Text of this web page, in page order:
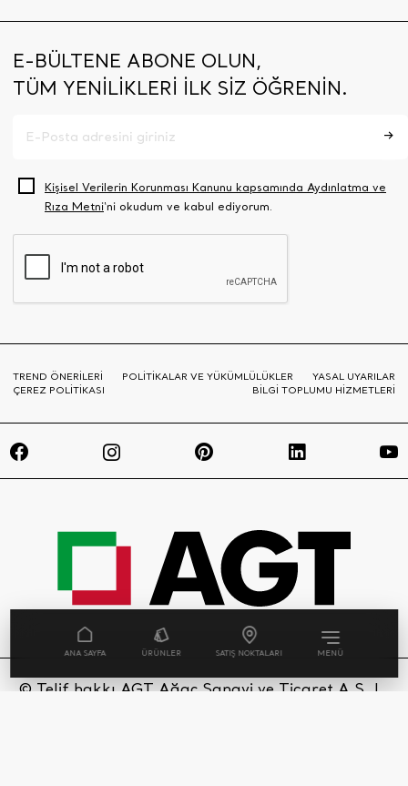
ANA SAYFA ÜRÜNLER SATIŞ NOKTALARI MENÜ
E-BÜLTENE ABONE OLUN,
TÜM YENİLİKLERİ İLK SİZ ÖĞRENİN.
Kişisel Verilerin Korunması Kanunu kapsamında Aydınlatma ve
Rıza Metni‘ni okudum ve kabul ediyorum.
TREND ÖNERİLERİ POLİTİKALAR VE YÜKÜMLÜLÜKLER
YASAL UYARILAR
ÇEREZ POLİTİKASI
BİLGİ TOPLUMU HİZMETLERİ
© Telif hakkı AGT Ağaç Sanayi ve Ticaret A.Ş. |